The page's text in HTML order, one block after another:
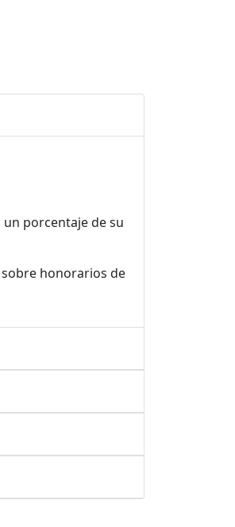
porcentaje de su
honorarios de